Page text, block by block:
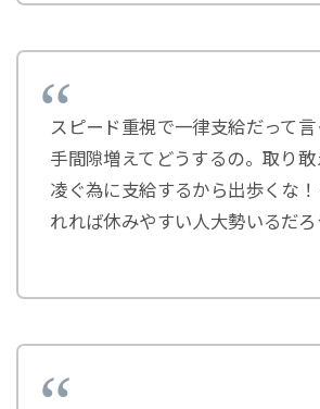
スピード重視で一律支給だって言
手間隙増えてどうするの。取り敢
凌ぐ為に支給するから出歩くな！
れれば休みやすい人大勢いるだろ